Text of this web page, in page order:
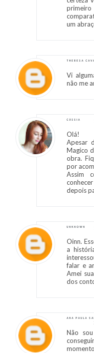
um
THERESA
Vi
não me
CÁSSIA
Olá!
Apesar
Magico
obra.
por
Assim
depois
UNKNOWN
Oinn.
a
falar e
Amei
dos
ANA PAULA
Não